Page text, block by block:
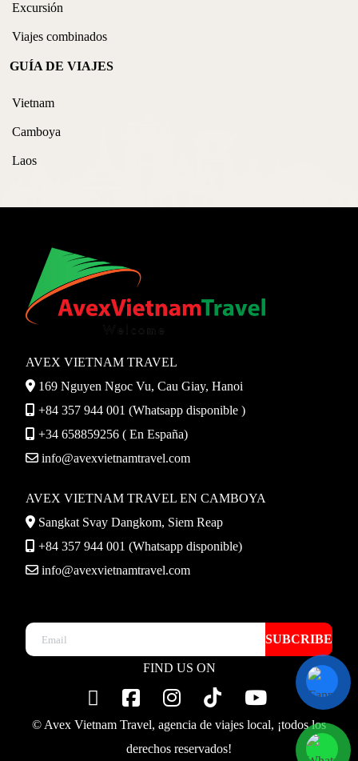
Excursión
Viajes combinados
GUÍA DE VIAJES
Vietnam
Camboya
Laos
AVEX VIETNAM TRAVEL
169 Nguyen Ngoc Vu, Cau Giay, Hanoi
+84 357 944 001 (Whatsapp disponible )
+34 658859256 ( En España)
info@avexvietnamtravel.com
AVEX VIETNAM TRAVEL EN CAMBOYA
Sangkat Svay Dangkom, Siem Reap
+84 357 944 001 (Whatsapp disponible)
info@avexvietnamtravel.com
SUBCRIBE
FIND US ON
© Avex Vietnam Travel, agencia de viajes local, ¡todos los
derechos reservados!